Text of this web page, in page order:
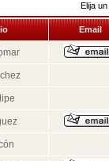
Elija
Email